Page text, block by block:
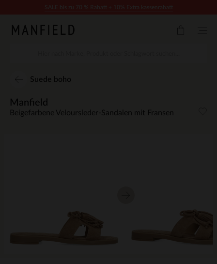
Suede boho
Manfield
Beigefarbene Veloursleder-Sandalen mit Fransen